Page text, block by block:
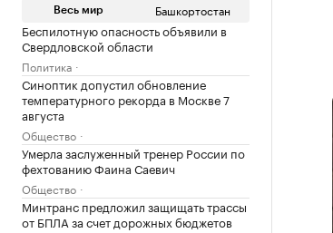
Весь мир Башкортостан
Беспилотную опасность объявили в
Свердловской области
Политика
Синоптик допустил обновление
температурного рекорда в Москве 7
августа
Общество
Умерла заслуженный тренер России по
фехтованию Фаина Саевич
Общество
Минтранс предложил защищать трассы
от БПЛА за счет дорожных бюджетов